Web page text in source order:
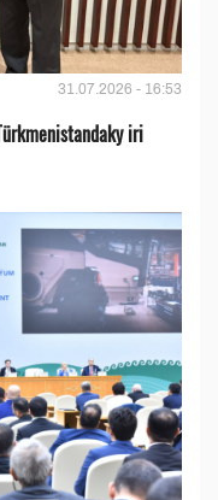
31.07.2026 - 16:53
iri